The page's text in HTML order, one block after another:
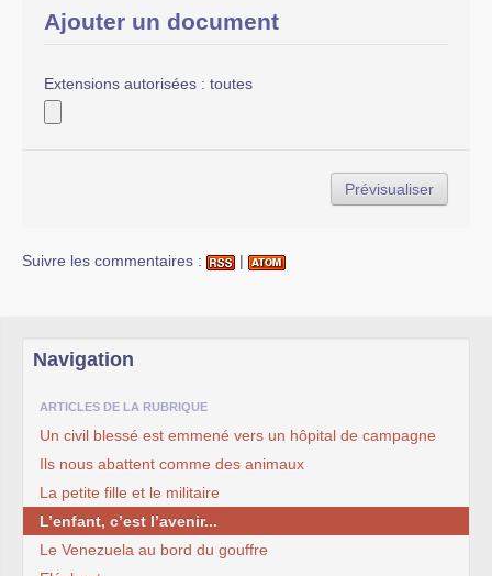
Ajouter un document
Extensions autorisées : toutes
Suivre les commentaires : |
Navigation
ARTICLES DE LA RUBRIQUE
Un civil blessé est emmené vers un hôpital de campagne
Ils nous abattent comme des animaux
La petite fille et le militaire
L’enfant, c’est l’avenir...
Le Venezuela au bord du gouffre